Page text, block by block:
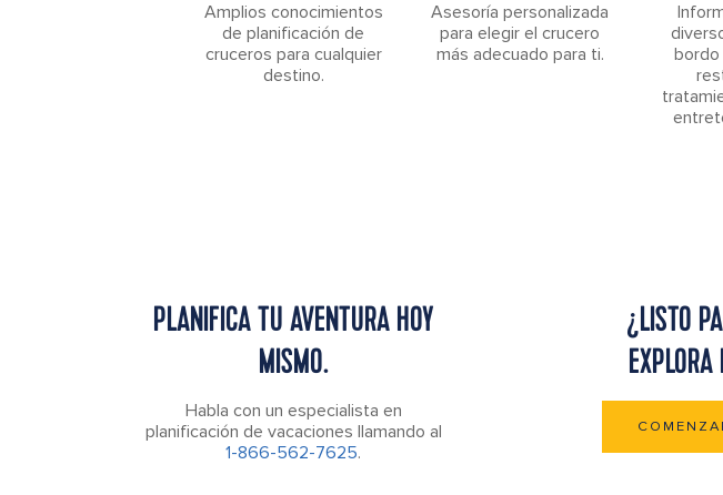
Amplios conocimientos
de planificación de
cruceros para cualquier
destino.
Asesoría personalizada
para elegir el crucero
más adecuado para ti.
bordo
PLANIFICA TU AVENTURA HOY
MISMO.
Habla con un especialista en
planificación de vacaciones llamando al
1-866-562-7625.
¿LISTO